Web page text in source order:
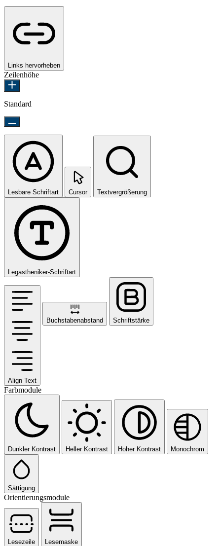
Links hervorheben
Zeilenhöhe
Standard
Lesbare Schriftart Cursor Textvergrößerung
Legastheniker-Schriftart
Align Text
Buchstabenabstand Schriftstärke
Farbmodule
Dunkler Kontrast Heller Kontrast Hoher Kontrast Monochrom
Sättigung
Orientierungsmodule
Lesezeile
Lesemaske